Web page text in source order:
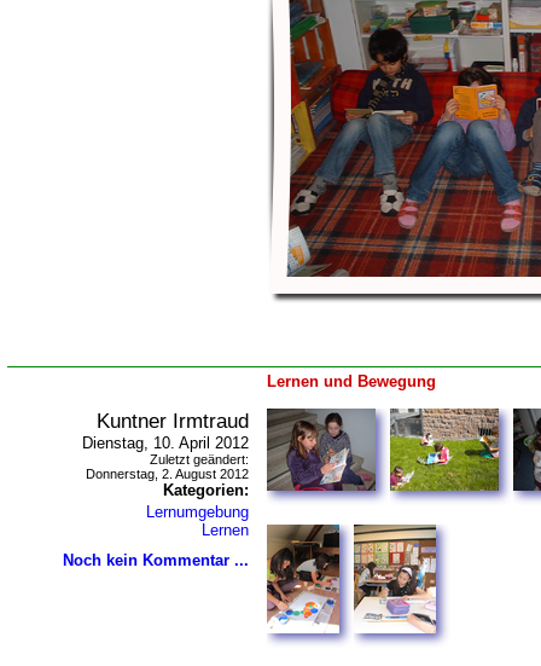
Lernen und Bewegung
Kuntner Irmtraud
Dienstag, 10. April 2012
Zuletzt geändert:
Donnerstag, 2. August 2012
Kategorien:
Lernumgebung
Lernen
Noch kein Kommentar ...